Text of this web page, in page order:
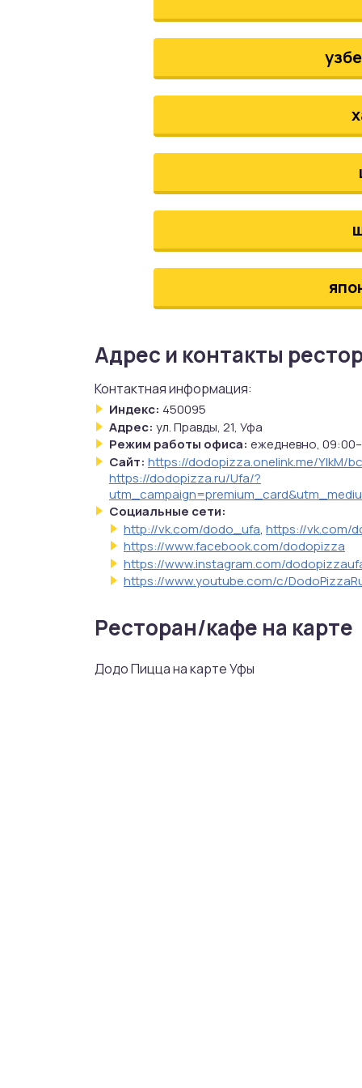
Адрес и контакты
Контактная информация:
Индекс: 450095
Адрес: ул. Правды, 21, Уфа
Режим работы офиса: ежедневно,
Сайт: https://dodopizza.onelink.me/YlkM/
https://dodopizza.ru/Ufa/?
Социальные сети:
http://vk.com/dodo_ufa, https://vk.com/
https://www.facebook.com/dodopizza
https://www.instagram.com/
https://www.youtube.com/c/
Ресторан/кафе на карте
Додо Пицца на карте Уфы